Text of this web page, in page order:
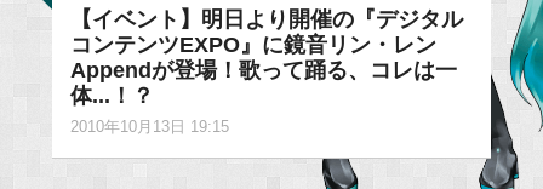
【イベント】明日より開催の『デジタル
コンテンツEXPO』に鏡音リン・レン
Appendが登場！歌って踊る、コレは一
体...！？
2010年10月13日 19:15